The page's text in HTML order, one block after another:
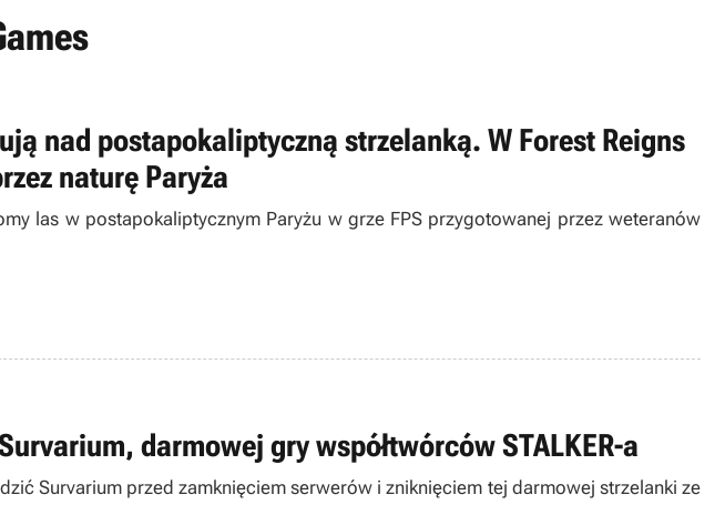
nad postapokaliptyczną strzelanką. W Forest Reigns
naturę Paryża
las w postapokaliptycznym Paryżu w grze FPS przygotowanej przez weteranów
darmowej gry współtwórców STALKER-a
Survarium przed zamknięciem serwerów i zniknięciem tej darmowej strzelanki ze